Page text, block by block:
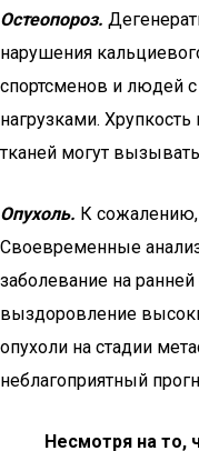
Остеопороз.
нарушения
спортсменов и людей
нагрузками.
тканей могут
Опухоль. К сожалению,
Своевременные
заболевание на
выздоровление
опухоли на стадии
неблагоприятный
Несмотря на то,